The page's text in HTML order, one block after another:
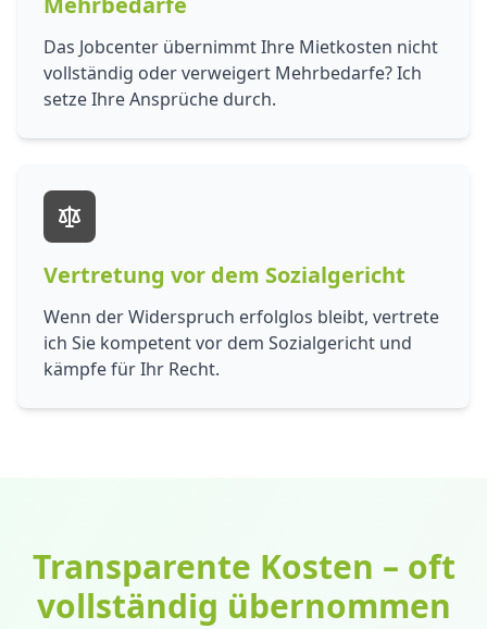
Das Jobcenter übernimmt Ihre Mietkosten nicht
vollständig oder verweigert Mehrbedarfe? Ich
setze Ihre Ansprüche durch.
Vertretung vor dem Sozialgericht
Wenn der Widerspruch erfolglos bleibt, vertrete
ich Sie kompetent vor dem Sozialgericht und
kämpfe für Ihr Recht.
Transparente Kosten – oft
vollständig übernommen